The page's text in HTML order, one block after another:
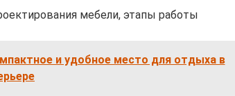
мебели, этапы работы
и удобное место для отдыха в